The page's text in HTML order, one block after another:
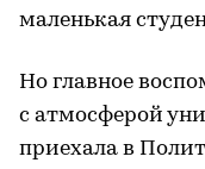
маленькая
Но главное
с атмосферой
приехала в